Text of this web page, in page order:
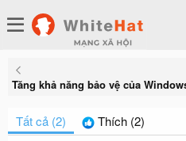
Tất cả (2) Thích (2)